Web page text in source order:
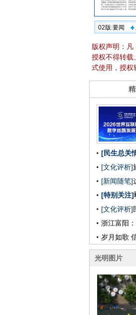
02版:要闻
版权声明：凡
授权不得转载
式使用，授权